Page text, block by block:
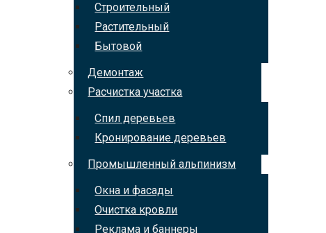
Строительный
Растительный
Бытовой
Демонтаж
Расчистка участка
Спил деревьев
Кронирование деревьев
Промышленный альпинизм
Окна и фасады
Очистка кровли
Реклама и баннеры